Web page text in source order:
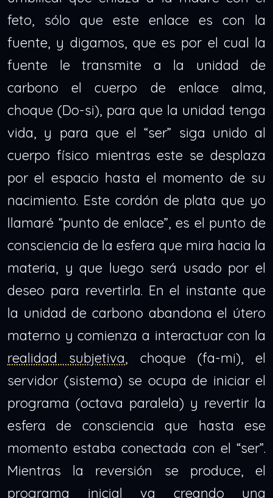
feto, sólo que este enlace es con la
fuente, y digamos, que es por el cual la
fuente le transmite a la unidad de
carbono el cuerpo de enlace alma,
choque (Do-si), para que la unidad tenga
vida, y para que el “ser” siga unido al
cuerpo físico mientras este se desplaza
por el espacio hasta el momento de su
nacimiento. Este cordón de plata que yo
llamaré “punto de enlace”, es el punto de
consciencia de la esfera que mira hacia la
materia, y que luego será usado por el
deseo para revertirla. En el instante que
la unidad de carbono abandona el útero
materno y comienza a interactuar con la
realidad subjetiva, choque (fa-mi), el
servidor (sistema) se ocupa de iniciar el
programa (octava paralela) y revertir la
esfera de consciencia que hasta ese
momento estaba conectada con el “ser”.
Mientras la reversión se produce, el
programa inicial va creando una